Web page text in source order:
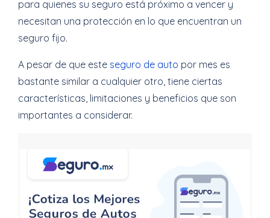
para quienes su seguro está próximo a vencer y
necesitan una protección en lo que encuentran un
seguro fijo.
A pesar de que este seguro de auto por mes es
bastante similar a cualquier otro, tiene ciertas
características, limitaciones y beneficios que son
importantes a considerar.